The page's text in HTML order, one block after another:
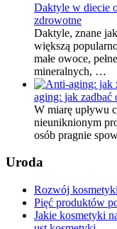
Daktyle w diecie
zdrowotne
Daktyle, znane
większą
małe owoce,
mineralnych, …
aging: jak zadbać
W miarę upływu
nieuniknionym
osób pragnie
Uroda
Rozwój kosmetyki
Pięć produktów
Jakie kosmetyki